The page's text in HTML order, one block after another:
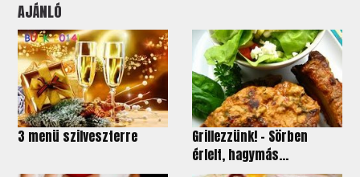
AJÁNLÓ
3 menü szilveszterre
Grillezzünk! - Sörben
érlelt, hagymás...